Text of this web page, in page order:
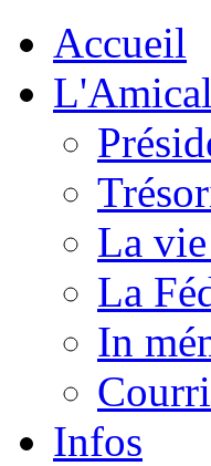
Accueil
La
La
In
Infos